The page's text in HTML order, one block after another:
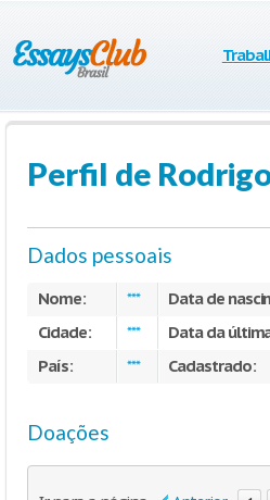
Perfil de
Dados pessoais
Nome: *** Data de
Cidade: *** Data da
País: *** Cadastrado:
Doações